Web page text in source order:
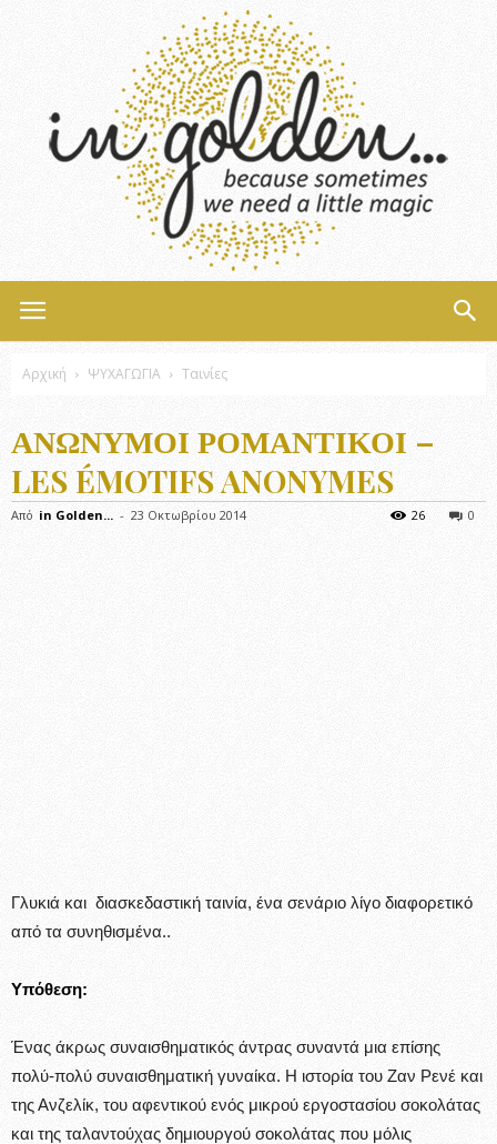
Αρχική ΨΥΧΑΓΩΓΙΑ Ταινίες
ΑΝΏΝΥΜΟΙ ΡΟΜΑΝΤΙΚΟΊ –
LES ÉMOTIFS ANONYMES
Από in Golden... - 23 Οκτωβρίου 2014 0
26
Γλυκιά και διασκεδαστική ταινία, ένα σενάριο λίγο διαφορετικό
από τα συνηθισμένα..
Υπόθεση:
Ένας άκρως συναισθηματικός άντρας συναντά μια επίσης
πολύ-πολύ συναισθηματική γυναίκα. Η ιστορία του Ζαν Ρενέ και
της Ανζελίκ, του αφεντικού ενός μικρού εργοστασίου σοκολάτας
και της ταλαντούχας δημιουργού σοκολάτας που μόλις